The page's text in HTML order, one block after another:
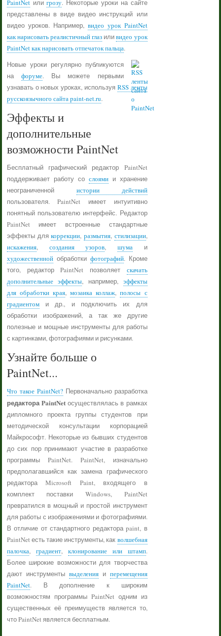
PaintNetилигрозу. Некоторые уроки на сайте
представлены в виде видео инструкций или
видео уроков. Например, видео урок PaintNet
как нарисовать реалистичный глаз иливидео урок
PaintNet как нарисовать отпечаток пальца.
Новые уроки регулярно публикуются
нафоруме. Вы можете первыми
узнавать о новых уроках, используя RSS ленты
русскоязычного сайта paint-net.ru.
Эффекты и
дополнительные
возможности PaintNet
Бесплатный графический редактор PaintNet
поддерживает работу со слоямии хранение
неограниченной истории действий
пользователя. PaintNet имеет интуитивно
понятный пользователю интерфейс. Редактор
PaintNet имеет встроенные стандартные
эффекты длякоррекции, размытия, стилизации,
искажения, создания узоров, шумаи
художественнойобработки фотографий. Кроме
того, редактор PaintNet позволяет скачать
дополнительные эффекты, например, эффекты
для обработки края,мозаика коллаж,полосы с
градиентоми др., и подключить их для
обработки изображений, а так же другие
полезные и мощные инструменты для работы
с картинками, фотографиями и рисунками.
Узнайте больше о
PaintNet...
Что такое PaintNet?Первоначально разработка
редактора PaintNet осуществлялась в рамках
дипломного проекта группы студентов при
методической консультации корпорацией
Майкрософт. Некоторые из бывших студентов
до сих пор принимают участие в разработке
программы PaintNet. PaintNet, изначально
предполагавшийся как замена графического
редактора Microsoft Paint, входящего в
комплект поставки Windows, PaintNet
превратился в мощный и простой инструмент
для работы с изображениями и фотографиями.
В отличие от стандартного редактора paint, в
PaintNet есть такие инструменты, как волшебная
палочка, градиент, клонирование или штамп.
Более широкие возможности для творчества
дают инструменты выделенияи перемещения
PaintNet. В дополнение к широким
возможностям программы PaintNet одним из
существенных её преимуществ является то,
что PaintNet является бесплатным.